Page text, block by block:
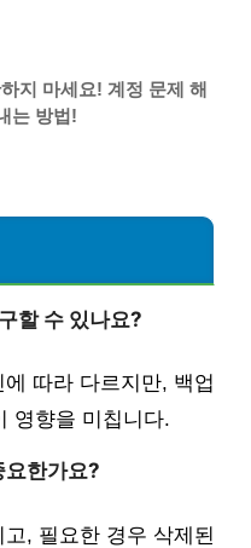
지 마세요! 계정 문제 해
는 방법!
할 수 있나요?
따라 다르지만, 백업
영향을 미칩니다.
요한가요?
, 필요한 경우 삭제된